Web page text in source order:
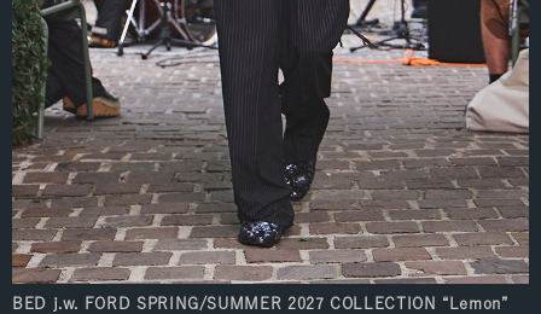
BED j.w. FORD SPRING/SUMMER 2027 COLLECTION “Lemon”